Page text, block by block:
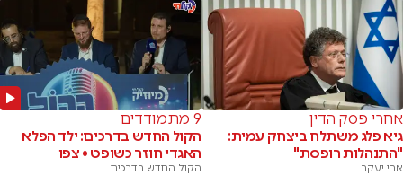
אחרי פסק הדין
גיא פלג משתלח ביצחק עמית:
"התנהלות רופסת"
אבי יעקב
9 מתמודדים
הקול החדש בדרכים: ילד הפלא
האגדי חוזר כשופט • צפו
הקול החדש בדרכים